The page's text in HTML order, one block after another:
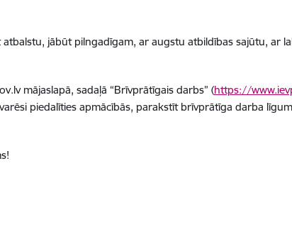
atbalstu, jābūt pilngadīgam, ar augstu atbildības sajūtu, ar
mājaslapā, sadaļā “Brīvprātīgais darbs” (https://
piedalīties apmācībās, parakstīt brīvprātīga darba